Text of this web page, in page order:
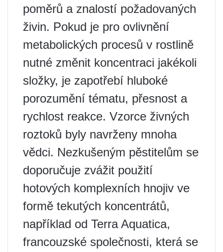
poměrů a znalostí požadovaných
živin. Pokud je pro ovlivnění
metabolických procesů v rostlině
nutné změnit koncentraci jakékoli
složky, je zapotřebí hluboké
porozumění tématu, přesnost a
rychlost reakce. Vzorce živných
roztoků byly navrženy mnoha
vědci. Nezkušeným pěstitelům se
doporučuje zvážit použití
hotových komplexních hnojiv ve
formě tekutých koncentrátů,
například od Terra Aquatica,
francouzské společnosti, která se